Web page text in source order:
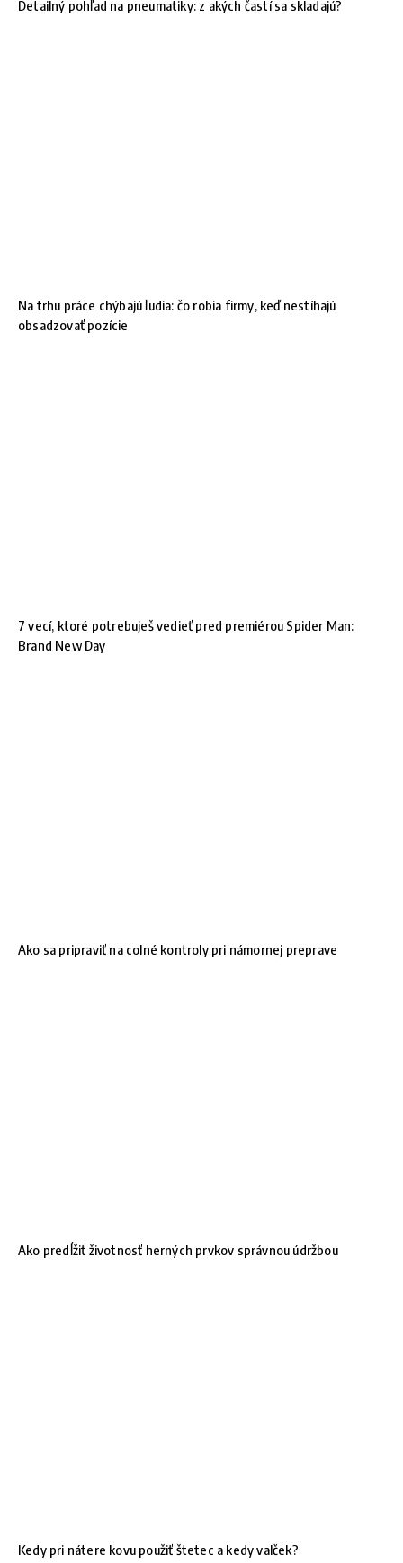
Detailný pohľad na pneumatiky: z akých častí sa skladajú?
Na trhu práce chýbajú ľudia: čo robia firmy, keď nestíhajú
obsadzovať pozície
7 vecí, ktoré potrebuješ vedieť pred premiérou Spider Man:
Brand New Day
Ako sa pripraviť na colné kontroly pri námornej preprave
Ako predĺžiť životnosť herných prvkov správnou údržbou
Kedy pri nátere kovu použiť štetec a kedy valček?